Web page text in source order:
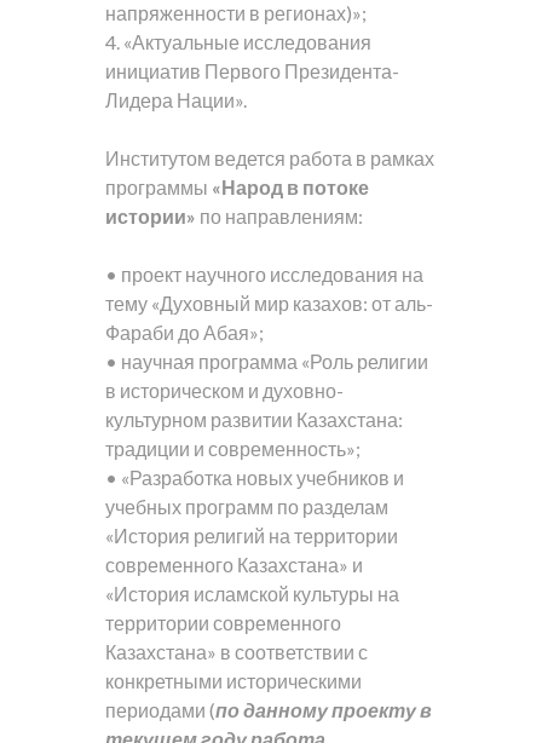
напряженности в регионах)»;
4. «Актуальные исследования
инициатив Первого Президента-
Лидера Нации».
Институтом ведется работа в рамках
программы «Народ в потоке
истории» по направлениям:
• проект научного исследования на
тему «Духовный мир казахов: от аль-
Фараби до Абая»;
• научная программа «Роль религии
в историческом и духовно-
культурном развитии Казахстана:
традиции и современность»;
• «Разработка новых учебников и
учебных программ по разделам
«История религий на территории
современного Казахстана» и
«История исламской культуры на
территории современного
Казахстана» в соответствии с
конкретными историческими
периодами (по данному проекту в